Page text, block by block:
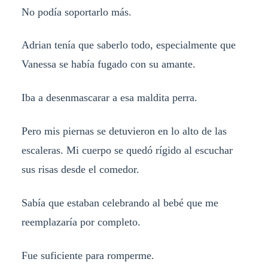
No podía soportarlo más.
Adrian tenía que saberlo todo, especialmente que
Vanessa se había fugado con su amante.
Iba a desenmascarar a esa maldita perra.
Pero mis piernas se detuvieron en lo alto de las
escaleras. Mi cuerpo se quedó rígido al escuchar
sus risas desde el comedor.
Sabía que estaban celebrando al bebé que me
reemplazaría por completo.
Fue suficiente para romperme.